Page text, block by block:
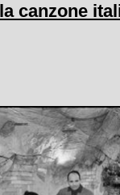
canzone